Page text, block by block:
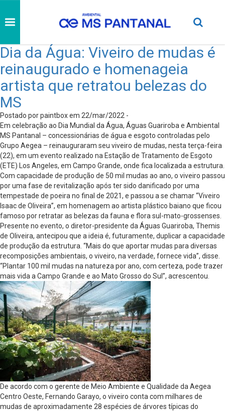
Dia da Água: Viveiro de mudas é
reinaugurado e homenageia
artista que retratou belezas do
MS
Postado por paintbox em 22/mar/2022 -
Em celebração ao Dia Mundial da Água, Águas Guariroba e Ambiental
MS Pantanal – concessionárias de água e esgoto controladas pelo
Grupo Aegea – reinauguraram seu viveiro de mudas, nesta terça-feira
(22), em um evento realizado na Estação de Tratamento de Esgoto
(ETE) Los Angeles, em Campo Grande, onde fica localizada a estrutura.
Com capacidade de produção de 50 mil mudas ao ano, o viveiro passou
por uma fase de revitalização após ter sido danificado por uma
tempestade de poeira no final de 2021, e passou a se chamar “Viveiro
Isaac de Oliveira”, em homenagem ao artista plástico baiano que ficou
famoso por retratar as belezas da fauna e flora sul-mato-grossenses.
Presente no evento, o diretor-presidente da Águas Guariroba, Themis
de Oliveira, antecipou que a ideia é, futuramente, duplicar a capacidade
de produção da estrutura. “Mais do que aportar mudas para diversas
recomposições ambientais, o viveiro, na verdade, fornece vida”, disse.
“Plantar 100 mil mudas na natureza por ano, com certeza, pode trazer
mais vida a Campo Grande e ao Mato Grosso do Sul”, acrescentou.
De acordo com o gerente de Meio Ambiente e Qualidade da Aegea
Centro Oeste, Fernando Garayo, o viveiro conta com milhares de
mudas de aproximadamente 28 espécies de árvores típicas do